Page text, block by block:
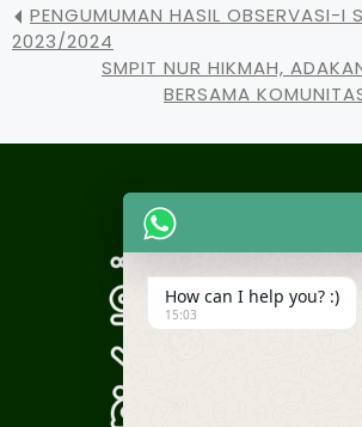
PENGUMUMAN HASIL OBSERVASI-I
2023/2024
SMPIT NUR HIKMAH,
BERSAMA
How can I help you? :)
15:03